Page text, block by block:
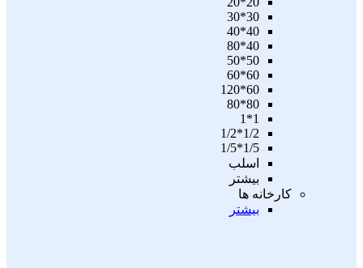
30*30
40*40
40*80
50*50
60*60
60*120
80*80
1*1
1/2*1/2
1/5*1/5
اسلب
بیشتر
کارخانه ها
بیشتر